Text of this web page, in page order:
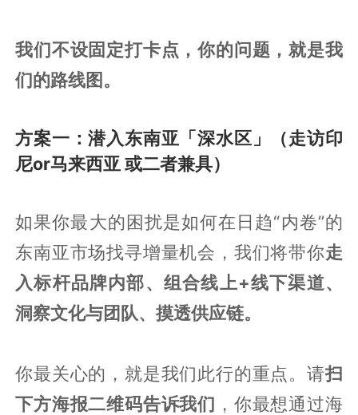
我们不设固定打卡点，你的问题，就是我
们的路线图。
方案一：潜入东南亚「深水区」（走访印
尼or马来西亚 或二者兼具）
如果你最大的困扰是如何在日趋“内卷”的
东南亚市场找寻增量机会，我们将带你走
入标杆品牌内部、组合线上+线下渠道、
洞察文化与团队、摸透供应链。
你最关心的，就是我们此行的重点。请扫
下方海报二维码告诉我们 ，你最想通过海